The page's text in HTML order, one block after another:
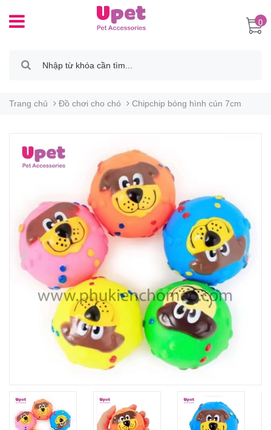
0
Trang chủ Đồ chơi cho chó Chipchip bóng hình cún 7cm